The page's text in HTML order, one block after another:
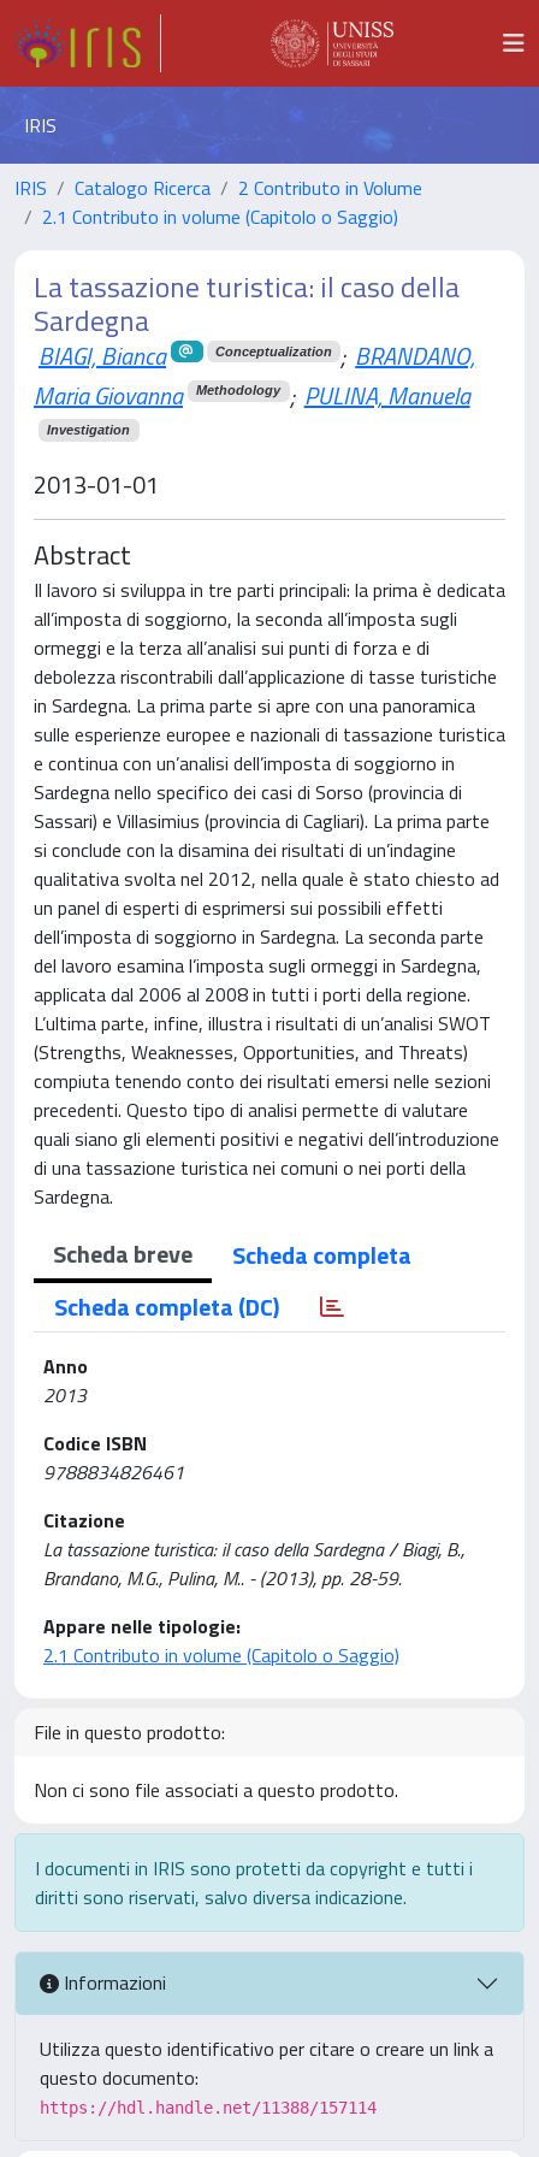
IRIS
IRIS Catalogo Ricerca
2 Contributo in Volume
2.1 Contributo in volume (Capitolo o Saggio)
La tassazione turistica: il caso della
Sardegna
BIAGI, Bianca Conceptualization ; BRANDANO,
Maria Giovanna
Methodology ; PULINA, Manuela
Investigation
2013-01-01
Abstract
Il lavoro si sviluppa in tre parti principali: la prima è dedicata
all’imposta di soggiorno, la seconda all’imposta sugli
ormeggi e la terza all’analisi sui punti di forza e di
debolezza riscontrabili dall’applicazione di tasse turistiche
in Sardegna. La prima parte si apre con una panoramica
sulle esperienze europee e nazionali di tassazione turistica
e continua con un’analisi dell’imposta di soggiorno in
Sardegna nello specifico dei casi di Sorso (provincia di
Sassari) e Villasimius (provincia di Cagliari). La prima parte
si conclude con la disamina dei risultati di un’indagine
qualitativa svolta nel 2012, nella quale è stato chiesto ad
un panel di esperti di esprimersi sui possibili effetti
dell’imposta di soggiorno in Sardegna. La seconda parte
del lavoro esamina l’imposta sugli ormeggi in Sardegna,
applicata dal 2006 al 2008 in tutti i porti della regione.
L’ultima parte, infine, illustra i risultati di un’analisi SWOT
(Strengths, Weaknesses, Opportunities, and Threats)
compiuta tenendo conto dei risultati emersi nelle sezioni
precedenti. Questo tipo di analisi permette di valutare
quali siano gli elementi positivi e negativi dell’introduzione
di una tassazione turistica nei comuni o nei porti della
Sardegna.
Scheda breve
Scheda completa
Scheda completa (DC)
Anno
2013
Codice ISBN
9788834826461
Citazione
La tassazione turistica: il caso della Sardegna / Biagi, B.,
Brandano, M.G., Pulina, M.. - (2013), pp. 28-59.
Appare nelle tipologie:
2.1 Contributo in volume (Capitolo o Saggio)
File in questo prodotto:
Non ci sono file associati a questo prodotto.
I documenti in IRIS sono protetti da copyright e tutti i
diritti sono riservati, salvo diversa indicazione.
Informazioni
Utilizza questo identificativo per citare o creare un link a
questo documento:
https://hdl.handle.net/11388/157114